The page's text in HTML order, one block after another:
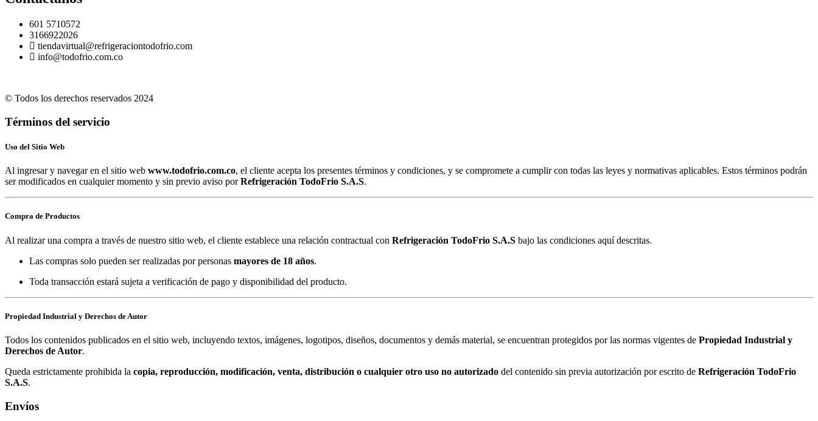
601 5710572
3166922026
tiendavirtual@refrigeraciontodofrio.com
info@todofrio.com.co
© Todos los derechos reservados 2024
Términos del servicio
Uso del Sitio Web
Al ingresar y navegar en el sitio web www.todofrio.com.co, el cliente acepta los presentes términos y condiciones, y se compromete a cumplir con todas las leyes y normativas aplicables. Estos términos podrán
ser modificados en cualquier momento y sin previo aviso porRefrigeración TodoFrio S.A.S.
Compra de Productos
Al realizar una compra a través de nuestro sitio web, el cliente establece una relación contractual con Refrigeración TodoFrio S.A.S bajo las condiciones aquí descritas.
Las compras solo pueden ser realizadas por personas mayores de 18 años.
Toda transacción estará sujeta a verificación de pago y disponibilidad del producto.
Propiedad Industrial y Derechos de Autor
Todos los contenidos publicados en el sitio web, incluyendo textos, imágenes, logotipos, diseños, documentos y demás material, se encuentran protegidos por las normas vigentes de Propiedad Industrial y
Derechos de Autor.
Queda estrictamente prohibida la copia, reproducción, modificación, venta, distribución o cualquier otro uso no autorizado del contenido sin previa autorización por escrito de Refrigeración TodoFrio
S.A.S.
Envíos